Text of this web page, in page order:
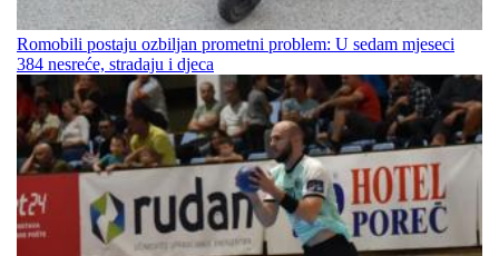
Romobili postaju ozbiljan prometni problem: U sedam mjeseci
384 nesreće, stradaju i djeca